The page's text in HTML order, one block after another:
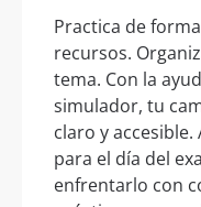
Practica de
recursos.
tema. Con la
simulador, tu
claro y
para el día del
enfrentarlo con